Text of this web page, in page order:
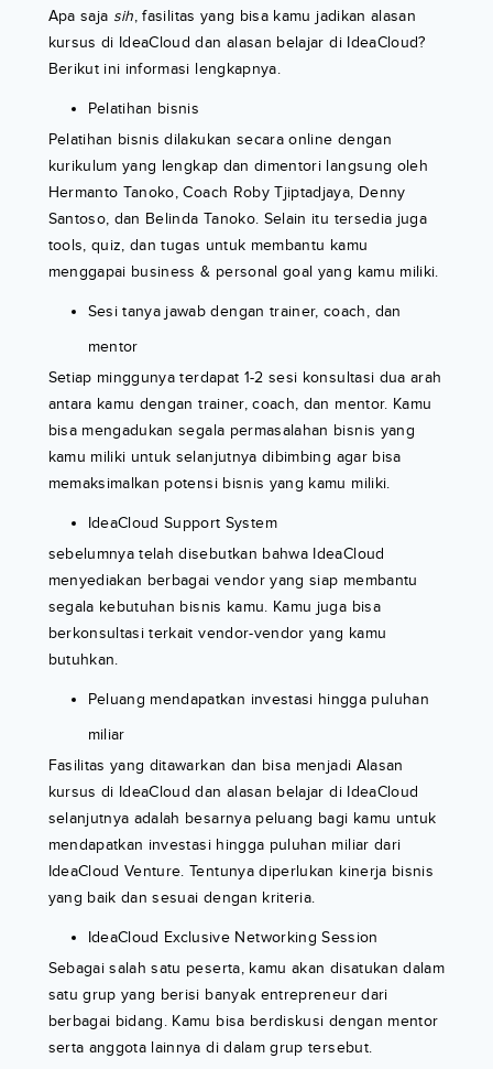
Apa saja sih, fasilitas yang bisa kamu jadikan alasan
kursus di IdeaCloud dan alasan belajar di IdeaCloud?
Berikut ini informasi lengkapnya.
Pelatihan bisnis
Pelatihan bisnis dilakukan secara online dengan
kurikulum yang lengkap dan dimentori langsung oleh
Hermanto Tanoko, Coach Roby Tjiptadjaya, Denny
Santoso, dan Belinda Tanoko. Selain itu tersedia juga
tools, quiz, dan tugas untuk membantu kamu
menggapai business & personal goal yang kamu miliki.
Sesi tanya jawab dengan trainer, coach, dan
mentor
Setiap minggunya terdapat 1-2 sesi konsultasi dua arah
antara kamu dengan trainer, coach, dan mentor. Kamu
bisa mengadukan segala permasalahan bisnis yang
kamu miliki untuk selanjutnya dibimbing agar bisa
memaksimalkan potensi bisnis yang kamu miliki.
IdeaCloud Support System
sebelumnya telah disebutkan bahwa IdeaCloud
menyediakan berbagai vendor yang siap membantu
segala kebutuhan bisnis kamu. Kamu juga bisa
berkonsultasi terkait vendor-vendor yang kamu
butuhkan.
Peluang mendapatkan investasi hingga puluhan
miliar
Fasilitas yang ditawarkan dan bisa menjadi Alasan
kursus di IdeaCloud dan alasan belajar di IdeaCloud
selanjutnya adalah besarnya peluang bagi kamu untuk
mendapatkan investasi hingga puluhan miliar dari
IdeaCloud Venture. Tentunya diperlukan kinerja bisnis
yang baik dan sesuai dengan kriteria.
IdeaCloud Exclusive Networking Session
Sebagai salah satu peserta, kamu akan disatukan dalam
satu grup yang berisi banyak entrepreneur dari
berbagai bidang. Kamu bisa berdiskusi dengan mentor
serta anggota lainnya di dalam grup tersebut.